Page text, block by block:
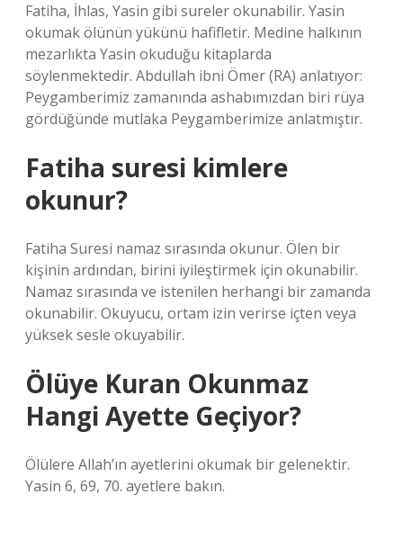
Fatiha, İhlas, Yasin gibi sureler okunabilir. Yasin
okumak ölünün yükünü hafifletir. Medine halkının
mezarlıkta Yasin okuduğu kitaplarda
söylenmektedir. Abdullah ibni Ömer (RA) anlatıyor:
Peygamberimiz zamanında ashabımızdan biri rüya
gördüğünde mutlaka Peygamberimize anlatmıştır.
Fatiha suresi kimlere
okunur?
Fatiha Suresi namaz sırasında okunur. Ölen bir
kişinin ardından, birini iyileştirmek için okunabilir.
Namaz sırasında ve istenilen herhangi bir zamanda
okunabilir. Okuyucu, ortam izin verirse içten veya
yüksek sesle okuyabilir.
Ölüye Kuran Okunmaz
Hangi Ayette Geçiyor?
Ölülere Allah’ın ayetlerini okumak bir gelenektir.
Yasin 6, 69, 70. ayetlere bakın.